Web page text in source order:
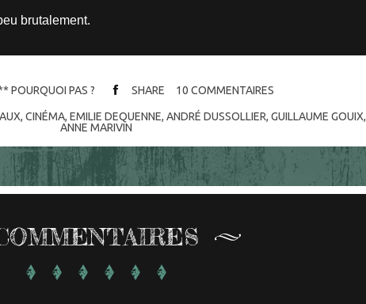
brutalement.
POURQUOI PAS ? SHARE 10 COMMENTAIRES
, CINÉMA, EMILIE DEQUENNE, ANDRÉ DUSSOLLIER, GUILLAUME GOUIX,
ANNE MARIVIN